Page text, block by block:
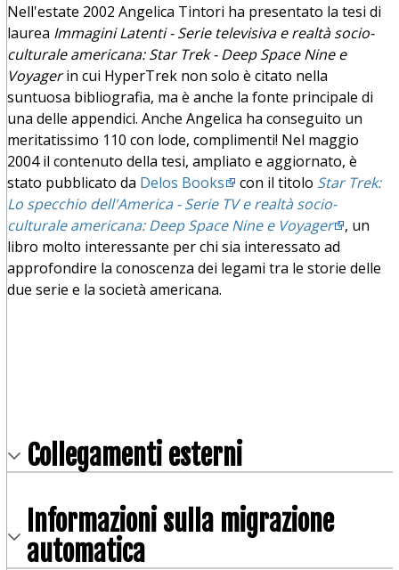
Nell'estate 2002 Angelica Tintori ha presentato la tesi di
laurea Immagini Latenti - Serie televisiva e realtà socio-
culturale americana: Star Trek - Deep Space Nine e
Voyagerin cui HyperTrek non solo è citato nella
suntuosa bibliografia, ma è anche la fonte principale di
una delle appendici. Anche Angelica ha conseguito un
meritatissimo 110 con lode, complimenti! Nel maggio
2004 il contenuto della tesi, ampliato e aggiornato, è
stato pubblicato da Delos Books con il titolo Star Trek:
Lo specchio dell'America - Serie TV e realtà socio-
culturale americana: Deep Space Nine e Voyager
, un
libro molto interessante per chi sia interessato ad
approfondire la conoscenza dei legami tra le storie delle
due serie e la società americana.
Collegamenti esterni
Informazioni sulla migrazione
automatica